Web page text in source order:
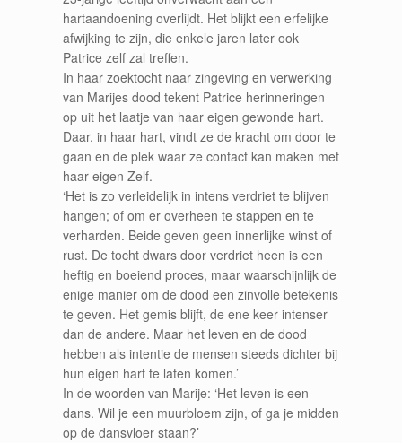
hartaandoening overlijdt. Het blijkt een erfelijke
afwijking te zijn, die enkele jaren later ook
Patrice zelf zal treffen.
In haar zoektocht naar zingeving en verwerking
van Marijes dood tekent Patrice herinneringen
op uit het laatje van haar eigen gewonde hart.
Daar, in haar hart, vindt ze de kracht om door te
gaan en de plek waar ze contact kan maken met
haar eigen Zelf.
‘Het is zo verleidelijk in intens verdriet te blijven
hangen; of om er overheen te stappen en te
verharden. Beide geven geen innerlijke winst of
rust. De tocht dwars door verdriet heen is een
heftig en boeiend proces, maar waarschijnlijk de
enige manier om de dood een zinvolle betekenis
te geven. Het gemis blijft, de ene keer intenser
dan de andere. Maar het leven en de dood
hebben als intentie de mensen steeds dichter bij
hun eigen hart te laten komen.’
In de woorden van Marije: ‘Het leven is een
dans. Wil je een muurbloem zijn, of ga je midden
op de dansvloer staan?’